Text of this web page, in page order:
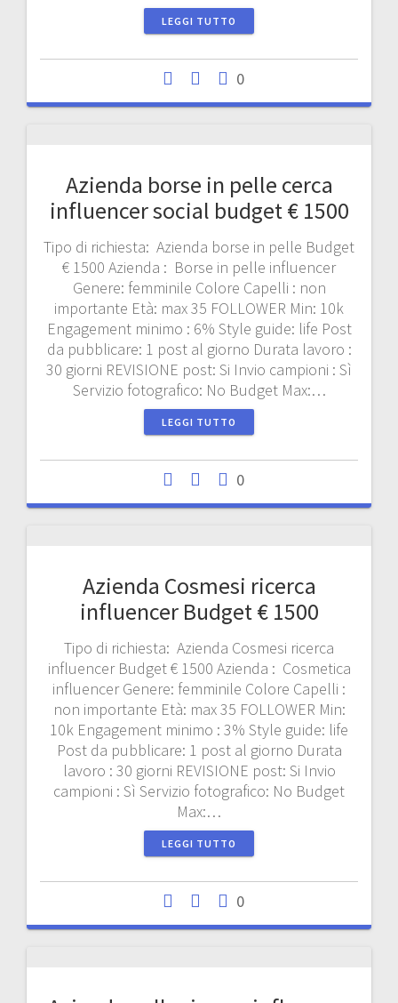
LEGGI TUTTO
0
Azienda borse in pelle cerca
influencer social budget € 1500
Tipo di richiesta: Azienda borse in pelle Budget
€ 1500 Azienda : Borse in pelle influencer
Genere: femminile Colore Capelli : non
importante Età: max 35 FOLLOWER Min: 10k
Engagement minimo : 6% Style guide: life Post
da pubblicare: 1 post al giorno Durata lavoro :
30 giorni REVISIONE post: Si Invio campioni : Sì
Servizio fotografico: No Budget Max:…
LEGGI TUTTO
0
Azienda Cosmesi ricerca
influencer Budget € 1500
Tipo di richiesta: Azienda Cosmesi ricerca
influencer Budget € 1500 Azienda : Cosmetica
influencer Genere: femminile Colore Capelli :
non importante Età: max 35 FOLLOWER Min:
10k Engagement minimo : 3% Style guide: life
Post da pubblicare: 1 post al giorno Durata
lavoro : 30 giorni REVISIONE post: Si Invio
campioni : Sì Servizio fotografico: No Budget
Max:…
LEGGI TUTTO
0